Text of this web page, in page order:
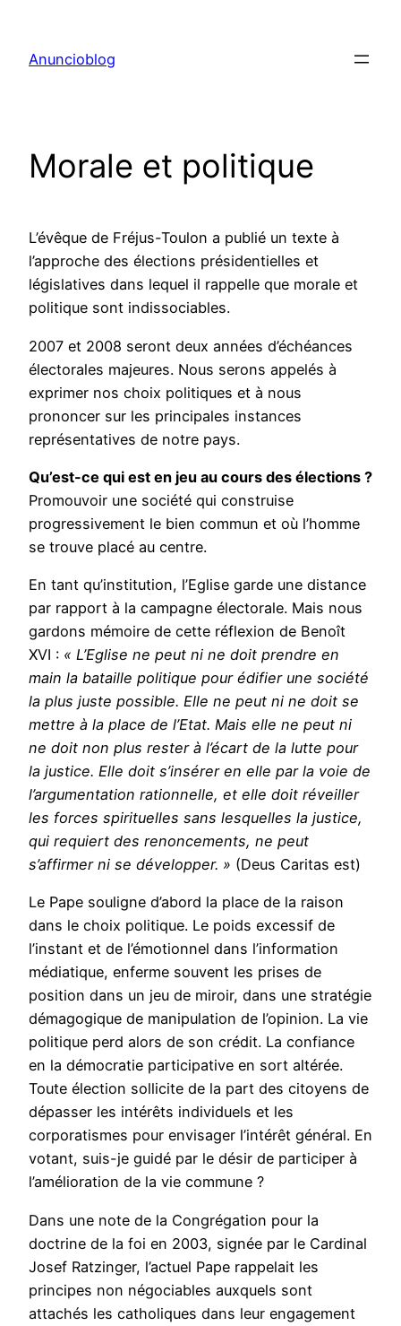
contenu
Anuncioblog
Morale et politique
L’évêque de Fréjus-Toulon a publié un texte à
l’approche des élections présidentielles et
législatives dans lequel il rappelle que morale et
politique sont indissociables.
2007 et 2008 seront deux années d’échéances
électorales majeures. Nous serons appelés à
exprimer nos choix politiques et à nous
prononcer sur les principales instances
représentatives de notre pays.
Qu’est-ce qui est en jeu au cours des élections ?
Promouvoir une société qui construise
progressivement le bien commun et où l’homme
se trouve placé au centre.
En tant qu’institution, l’Eglise garde une distance
par rapport à la campagne électorale. Mais nous
gardons mémoire de cette réflexion de Benoît
XVI : « L’Eglise ne peut ni ne doit prendre en
main la bataille politique pour édifier une société
la plus juste possible. Elle ne peut ni ne doit se
mettre à la place de l’Etat. Mais elle ne peut ni
ne doit non plus rester à l’écart de la lutte pour
la justice. Elle doit s’insérer en elle par la voie de
l’argumentation rationnelle, et elle doit réveiller
les forces spirituelles sans lesquelles la justice,
qui requiert des renoncements, ne peut
s’affirmer ni se développer. » (Deus Caritas est)
Le Pape souligne d’abord la place de la raison
dans le choix politique. Le poids excessif de
l’instant et de l’émotionnel dans l’information
médiatique, enferme souvent les prises de
position dans un jeu de miroir, dans une stratégie
démagogique de manipulation de l’opinion. La vie
politique perd alors de son crédit. La confiance
en la démocratie participative en sort altérée.
Toute élection sollicite de la part des citoyens de
dépasser les intérêts individuels et les
corporatismes pour envisager l’intérêt général. En
votant, suis-je guidé par le désir de participer à
l’amélioration de la vie commune ?
Dans une note de la Congrégation pour la
doctrine de la foi en 2003, signée par le Cardinal
Josef Ratzinger, l’actuel Pape rappelait les
principes non négociables auxquels sont
attachés les catholiques dans leur engagement